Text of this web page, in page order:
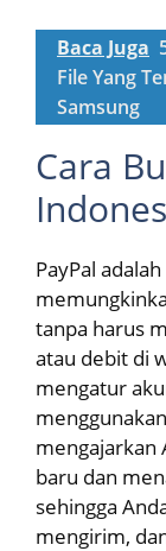
Baca Juga
File Yang
Samsung
Cara
PayPal
tanpa harus
atau debit di
mengatur
mengajarkan
baru dan
sehingga
mengirim,